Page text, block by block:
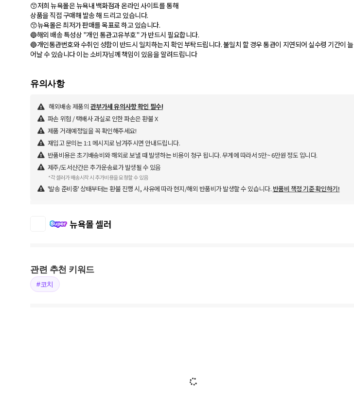
😙저희 뉴욕몰은 뉴욕내 백화점과 온라인 사이트를 통해
상품을 직접 구매해 발송 해 드리고 있습니다.
😙뉴욕몰은 최저가 판매를 목표로 하고 있습니다.
🔵해외 배송 특성상 "개인 통관고유부호" 가 반드시 필요합니다.
🔵개인통관번호와 수취인 성함이 반드시 일치하는지 확인 부탁드립니다. 불일치 할 경우 통관이 지연되어 실수령 기간이 늘
어날 수 있습니다 이는 소비자님께 책임이 있음을 알려드립니다
유의사항
해외배송 제품의 관부가세 유의사항 확인 필수!
파손 위험 / 택배사 과실로 인한 파손은 환불 X
제품 거래예정일을 꼭 확인해주세요!
재입고 문의는 1:1 메시지로 남겨주시면 안내드립니다.
반품비용은 초기배송비와 해외로 보낼 때 발생하는 비용이 청구 됩니다. 무게에 따라서 5만~ 6만원 정도 입니다.
제주/도서산간은 추가운송료가 발생될 수 있음
*각 셀러가 배송시작 시 추가비용을 요청할 수 있음
'발송 준비중' 상태부터는 환불 진행 시, 사유에 따라 현지/해외 반품비가 발생할 수 있습니다. 반품비 책정 기준 확인하기!
뉴욕몰 셀러
관련 추천 키워드
#코치